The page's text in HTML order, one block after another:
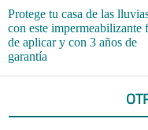
Protege tu casa de las
con este impermeabilizante
de aplicar y con 3 años de
garantía